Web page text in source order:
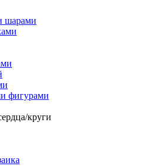
шарами
фигурами
круги